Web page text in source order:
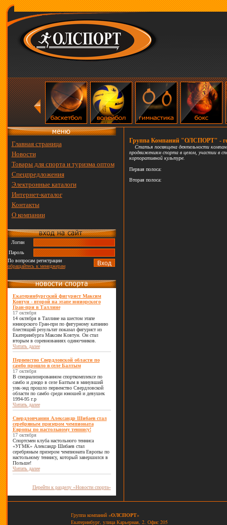
Главная страница
Новости
Товары для спорта и туризма оптом
Спецпредложения
Электронные каталоги
Интернет-каталог
Контакты
О компании
Логин
Пароль
По вопросам регистрации
обращайтесь к менеджерам
Екатеринбургский фигурист Максим
Ковтун - второй на этапе юниорского
Гран-при в Таллине
17 октября
14 октября в Таллине на шестом этапе
юниорского Гран-при по фигурному катанию
блестящий результат показал фигурист из
Екатеринбурга Максим Ковтун. Он стал
вторым в соревнованиях одиночников.
Читать далее
Первенство Свердловской области по
самбо прошло в селе Балтым
17 октября
В специализированном спорткомплексе по
самбо и дзюдо в селе Балтым в минувший
уик-энд прошло первенство Свердловской
области по самбо среди юношей и девушек
1994-95 г.р
Читать далее
Свердловчанин Александр Шибаев стал
серебряным призером чемпионата
Европы по настольному теннису!
17 октября
Спортсмен клуба настольного тенниса
«УГМК» Александр Шибаев стал
серебряным призером чемпионата Европы по
настольному теннису, который завершился в
Польше!
Читать далее
Перейти к разделу «Новости спорта»
Группа Компаний "ОЛСПОРТ" -
Статья посвящена деятельности
продвижениям спорта в целом, участии в
корпоративной культуре.
Первая полоса:
Вторая полоса:
Группа компаний «ОЛСПОРТ»
Екатеринбург, улица Карьерная, 2. Офис 205